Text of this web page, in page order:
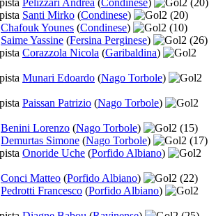
Pelizzari Andrea (Condinese) 2 (20)
Santi Mirko (Condinese) 2 (20)
Chafouk Younes (Condinese) 2 (10)
Saime Yassine (Fersina Perginese) 2 (26)
Corazzola Nicola (Garibaldina)
2
Munari Edoardo (Nago Torbole)
2
Paissan Patrizio (Nago Torbole)
2
Benini Lorenzo (Nago Torbole) 2 (15)
Demurtas Simone (Nago Torbole) 2 (17)
Onoride Uche (Porfido Albiano)
2
Conci Matteo (Porfido Albiano) 2 (22)
Pedrotti Francesco (Porfido Albiano)
2